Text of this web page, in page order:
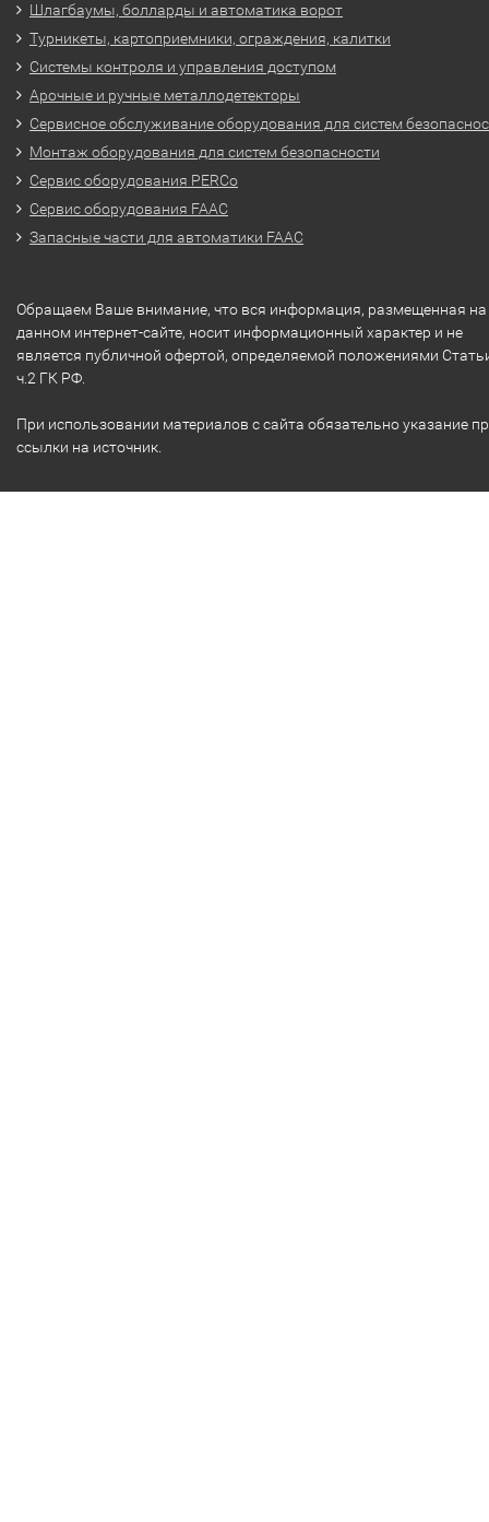
Шлагбаумы, болларды и автоматика ворот
Турникеты, картоприемники, ограждения, калитки
Системы контроля и управления доступом
Арочные и ручные металлодетекторы
Сервисное обслуживание оборудования для систем
Монтаж оборудования для систем безопасности
Сервис оборудования PERCo
Сервис оборудования FAAC
Запасные части для автоматики FAAC
Обращаем Ваше внимание, что вся информация, размещенная на
данном интернет-сайте, носит информационный характер и не
является публичной офертой, определяемой положениями
ч.2 ГК РФ.
При использовании материалов с сайта обязательно указание
ссылки на источник.